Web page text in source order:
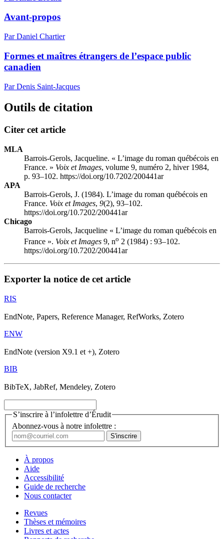
Avant-propos
Par Daniel Chartier
Formes et maîtres étrangers de l’espace public
canadien
Par Denis Saint-Jacques
Outils de citation
Citer cet article
MLA
Barrois-Gerols, Jacqueline. « L’image du roman québécois en
France. » Voix et Images, volume 9, numéro 2, hiver 1984,
p. 93–102. https://doi.org/10.7202/200441ar
APA
Barrois-Gerols, J. (1984). L’image du roman québécois en
France. Voix et Images, 9(2), 93–102.
https://doi.org/10.7202/200441ar
Chicago
Barrois-Gerols, Jacqueline « L’image du roman québécois en
France ». Voix et Images 9, no 2 (1984) : 93–102.
https://doi.org/10.7202/200441ar
Exporter la notice de cet article
RIS
EndNote, Papers, Reference Manager, RefWorks, Zotero
ENW
EndNote (version X9.1 et +), Zotero
BIB
BibTeX, JabRef, Mendeley, Zotero
S’inscrire à l’infolettre d’Érudit
Abonnez-vous à notre infolettre :
À propos
Aide
Accessibilité
Guide de recherche
Nous contacter
Revues
Thèses et mémoires
Livres et actes